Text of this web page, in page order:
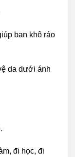
bạn khô ráo
da dưới ánh
đi học, đi